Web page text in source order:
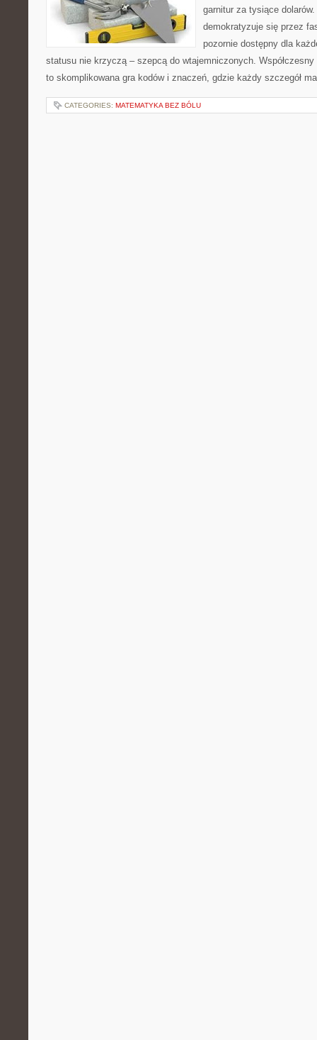
garnitur za tysiące
demokratyzuje się przez
pozornie dostępny dla
statusu nie krzyczą – szepcą do wtajemniczonych.
to skomplikowana gra kodów i znaczeń, gdzie każdy szczegół
CATEGORIES: MATEMATYKA BEZ BÓLU